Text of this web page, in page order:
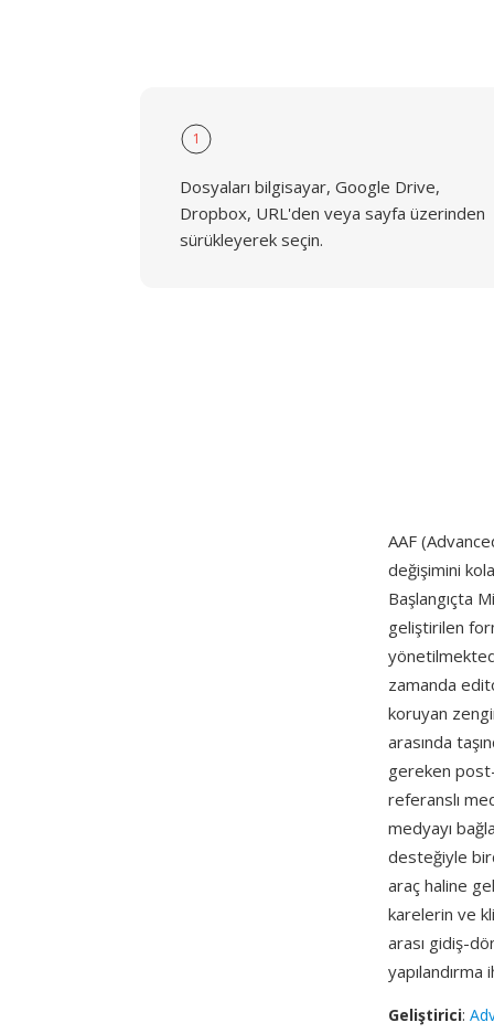
1
Dosyaları bilgisayar, Google Drive,
Dropbox, URL'den veya sayfa üzerinden
sürükleyerek seçin.
AAF
değişimini
Başlangıçta
geliştirilen
zamanda
koruyan
arasında
gereken
referanslı
medyayı
desteğiyle
araç haline
karelerin ve
arası gidiş-
yapılandırma
Geliştirici: